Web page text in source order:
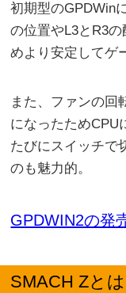
初期型のGPDWin
の位置やL3とR3
めより安定してゲ
また、ファンの回
になったためCPU
たびにスイッチで
のも魅力的。
GPDWIN2の発
SMACH Zとは